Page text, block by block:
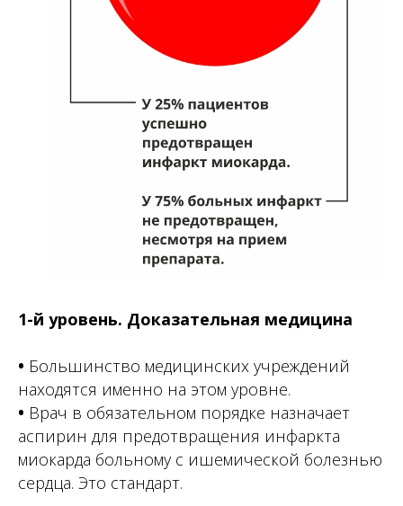
1-й уровень. Доказательная медицина
• Большинство медицинских учреждений
находятся именно на этом уровне.
• Врач в обязательном порядке назначает
аспирин для предотвращения инфаркта
миокарда больному с ишемической болезнью
сердца. Это стандарт.